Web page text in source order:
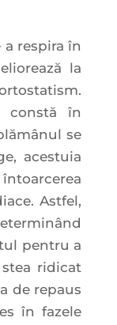
respira în
la
constă în
se
acestuia
Astfel,
pentru a
ridicat
de repaus
în fazele